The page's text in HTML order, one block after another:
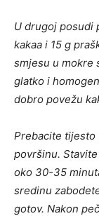
U drugoj posudi
kakaa i 15 g
smjesu u mokre
glatko i
dobro povežu
Prebacite tijesto
površinu.
oko 30-35
sredinu
gotov. Nakon